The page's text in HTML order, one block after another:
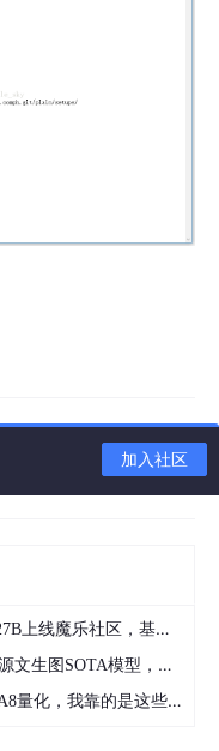
加入社区
，基于昇腾的部署教程来了
顶级渲染、高密度文本绘图
化，我靠的是这些经验